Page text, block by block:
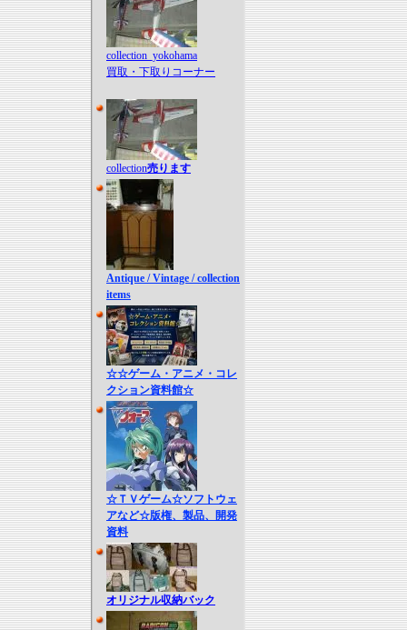
collection_yokohama
買取・下取りコーナー
collection売ります
Antique / Vintage / collection
items
☆☆ゲーム・アニメ・コレ
クション資料館☆
☆ＴＶゲーム☆ソフトウェ
アなど☆版権、製品、開発
資料
オリジナル収納バック